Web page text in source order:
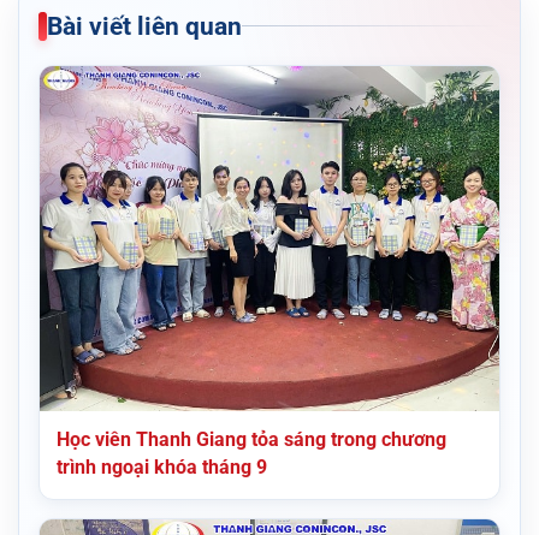
Bài viết liên quan
Học viên Thanh Giang tỏa sáng trong chương
trình ngoại khóa tháng 9